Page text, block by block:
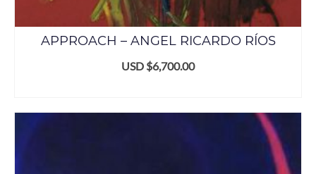
APPROACH – ANGEL RICARDO RÍOS
USD $6,700.00